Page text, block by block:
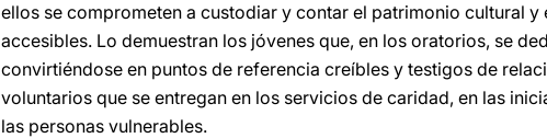
ellos se comprometen a custodiar y contar el patrimonio cultural
accesibles. Lo demuestran los jóvenes que, en los oratorios, se
convirtiéndose en puntos de referencia creíbles y testigos de
voluntarios que se entregan en los servicios de caridad, en las
las personas vulnerables.